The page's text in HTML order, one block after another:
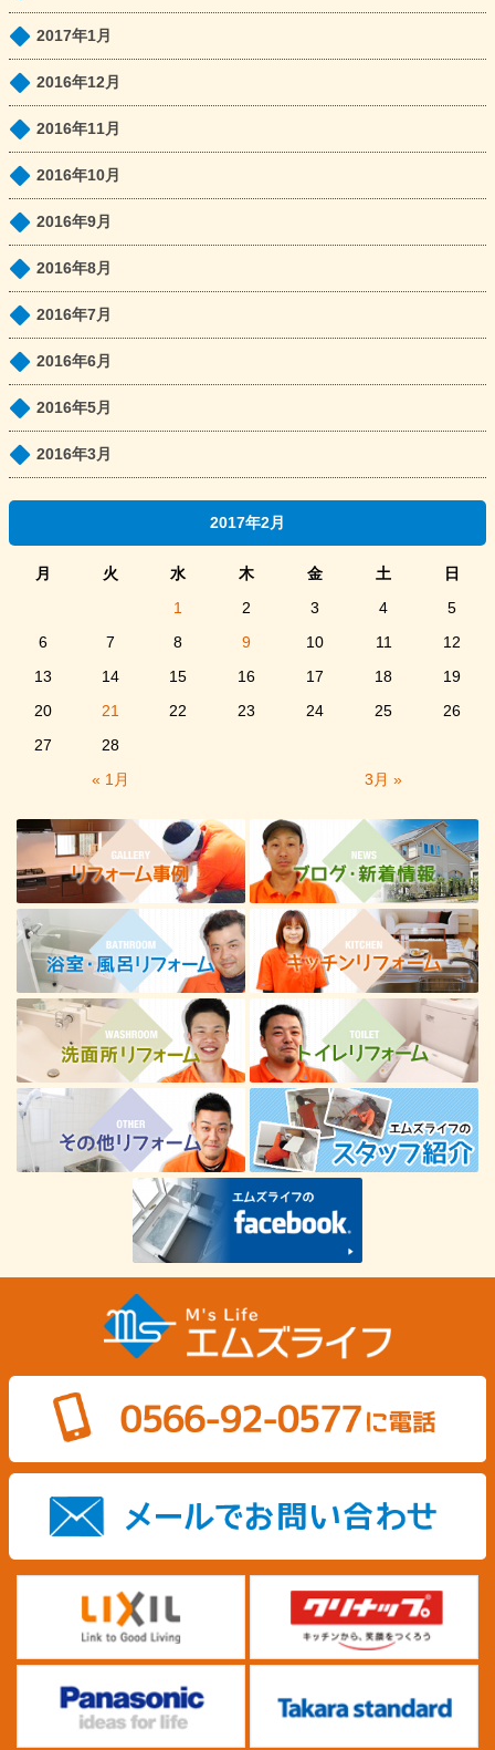
2017年1月
2016年12月
2016年11月
2016年10月
2016年9月
2016年8月
2016年7月
2016年6月
2016年5月
2016年3月
2017年2月
月 火 水 木 金 土 日
« 1月 3月 »
1 2 3 4
5
6
7 8 9 10 11
12
13
14 15 16 17 18
19
20
21 22 23 24 25
26
27
28